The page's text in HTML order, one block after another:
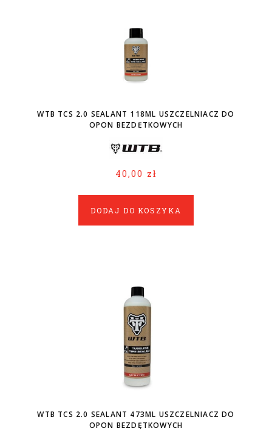
WTB TCS 2.0 SEALANT 118ML USZCZELNIACZ DO
OPON BEZDĘTKOWYCH
40,00 zł
DODAJ DO KOSZYKA
WTB TCS 2.0 SEALANT 473ML USZCZELNIACZ DO
OPON BEZDĘTKOWYCH